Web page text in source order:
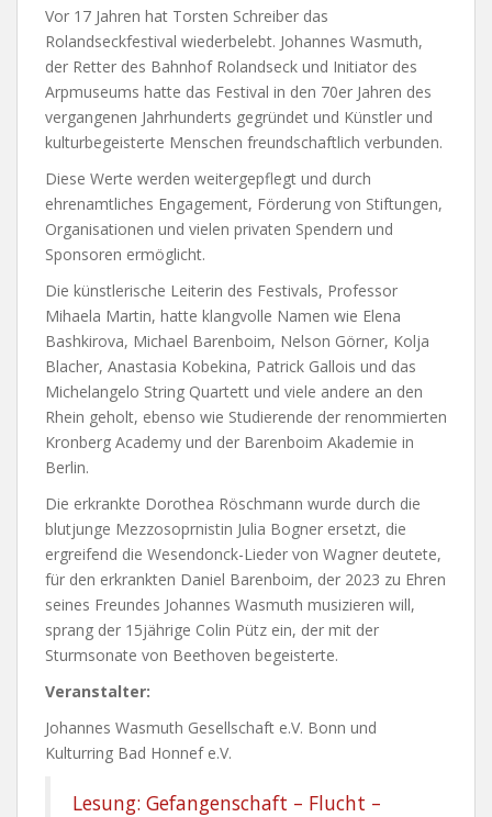
Vor 17 Jahren hat Torsten Schreiber das
Rolandseckfestival wiederbelebt. Johannes Wasmuth,
der Retter des Bahnhof Rolandseck und Initiator des
Arpmuseums hatte das Festival in den 70er Jahren des
vergangenen Jahrhunderts gegründet und Künstler und
kulturbegeisterte Menschen freundschaftlich verbunden.
Diese Werte werden weitergepflegt und durch
ehrenamtliches Engagement, Förderung von Stiftungen,
Organisationen und vielen privaten Spendern und
Sponsoren ermöglicht.
Die künstlerische Leiterin des Festivals, Professor
Mihaela Martin, hatte klangvolle Namen wie Elena
Bashkirova, Michael Barenboim, Nelson Görner, Kolja
Blacher, Anastasia Kobekina, Patrick Gallois und das
Michelangelo String Quartett und viele andere an den
Rhein geholt, ebenso wie Studierende der renommierten
Kronberg Academy und der Barenboim Akademie in
Berlin.
Die erkrankte Dorothea Röschmann wurde durch die
blutjunge Mezzosoprnistin Julia Bogner ersetzt, die
ergreifend die Wesendonck-Lieder von Wagner deutete,
für den erkrankten Daniel Barenboim, der 2023 zu Ehren
seines Freundes Johannes Wasmuth musizieren will,
sprang der 15jährige Colin Pütz ein, der mit der
Sturmsonate von Beethoven begeisterte.
Veranstalter:
Johannes Wasmuth Gesellschaft e.V. Bonn und
Kulturring Bad Honnef e.V.
Lesung: Gefangenschaft – Flucht –